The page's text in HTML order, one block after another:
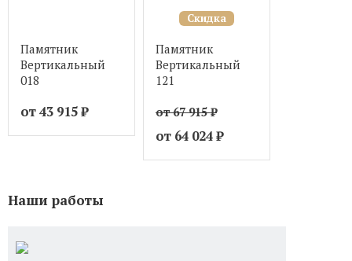
Памятник
Вертикальный
018
от 43 915₽
Скидка
Памятник
Вертикальный
121
от 67 915₽
от 64 024₽
Наши работы